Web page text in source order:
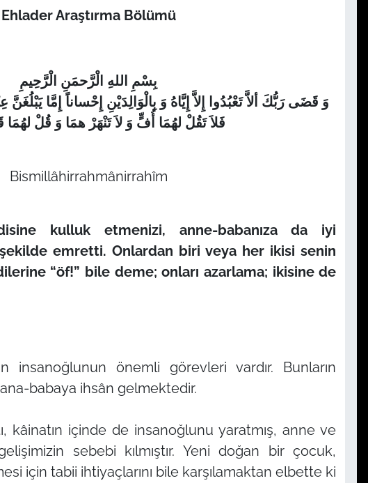
Ehlader Araştırma Bölümü
بِسْمِ اللهِ الْرَّحمَنِ الْرَّحِيمِ
وَ قَضَى رَبُّكَ ألاَّ تَعْبُدُوا إِلاَّ إِيَّاهُ وَ بِالْوَالِدَيْنِ إِحْساناً إِمَّا
Bismillâhirrahmânirrahîm
kulluk etmenizi, anne-babanıza da iyi
şekilde emretti. Onlardan biri veya her ikisi senin
“öf!” bile deme; onları azarlama; ikisine de
insanoğlunun önemli görevleri vardır. Bunların
ana-babaya ihsân gelmektedir.
kâinatın içinde de insanoğlunu yaratmış, anne ve
sebebi kılmıştır. Yeni doğan bir çocuk,
için tabii ihtiyaçlarını bile karşılamaktan elbette ki